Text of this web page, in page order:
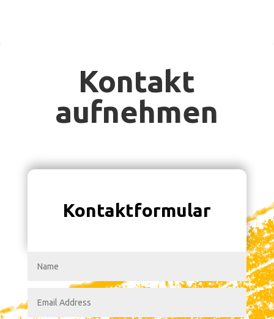
Kontakt
aufnehmen
Kontaktformular